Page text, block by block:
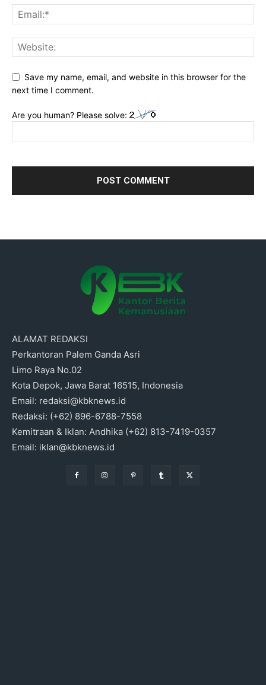
Save my name, email, and website in this browser for the
next time I comment.
Are you human? Please solve:
ALAMAT REDAKSI
Perkantoran Palem Ganda Asri
Limo Raya No.02
Kota Depok, Jawa Barat 16515, Indonesia
Email: redaksi@kbknews.id
Redaksi: (+62) 896-6788-7558
Kemitraan & Iklan: Andhika (+62) 813-7419-0357
Email: iklan@kbknews.id